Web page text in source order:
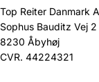
Top Reiter Danmark
Sophus Bauditz Vej 2
8230 Åbyhøj
CVR. 44224321